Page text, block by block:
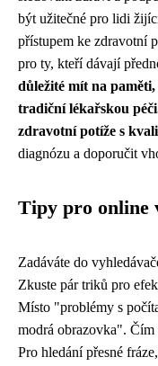
být užitečné pro lidi
přístupem ke zdravotní
pro ty, kteří dávají
důležité mít na
tradiční lékařskou
zdravotní potíže s
diagnózu a doporučit
Tipy pro online
Zadáváte do
Zkuste pár triků pro
Místo "problémy s
modrá obrazovka".
Pro hledání přesné